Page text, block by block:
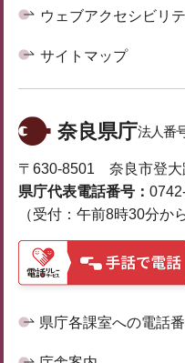
ウェブアクセシビリ
サイトマップ
奈良県庁法人番
〒630-8501 奈良市登大
県庁代表電話番号：
（受付：午前8時30分か
県庁各課室への電話